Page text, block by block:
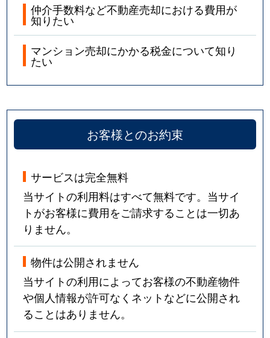
仲介手数料など不動産売却における費用が
知りたい
マンション売却にかかる税金について知り
たい
お客様とのお約束
サービスは完全無料
当サイトの利用料はすべて無料です。当サイ
トがお客様に費用をご請求することは一切あ
りません。
物件は公開されません
当サイトの利用によってお客様の不動産物件
や個人情報が許可なくネットなどに公開され
ることはありません。